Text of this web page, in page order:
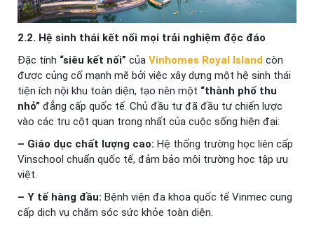
2.2. Hệ sinh thái kết nối mọi trải nghiệm độc đáo
Đặc tính “siêu kết nối” của Vinhomes Royal Island còn
được củng cố mạnh mẽ bởi việc xây dựng một hệ sinh thái
tiện ích nội khu toàn diện, tạo nên một “thành phố thu
nhỏ” đẳng cấp quốc tế. Chủ đầu tư đã đầu tư chiến lược
vào các trụ cột quan trọng nhất của cuộc sống hiện đại:
– Giáo dục chất lượng cao: Hệ thống trường học liên cấp
Vinschool chuẩn quốc tế, đảm bảo môi trường học tập ưu
việt.
– Y tế hàng đầu: Bệnh viện đa khoa quốc tế Vinmec cung
cấp dịch vụ chăm sóc sức khỏe toàn diện.